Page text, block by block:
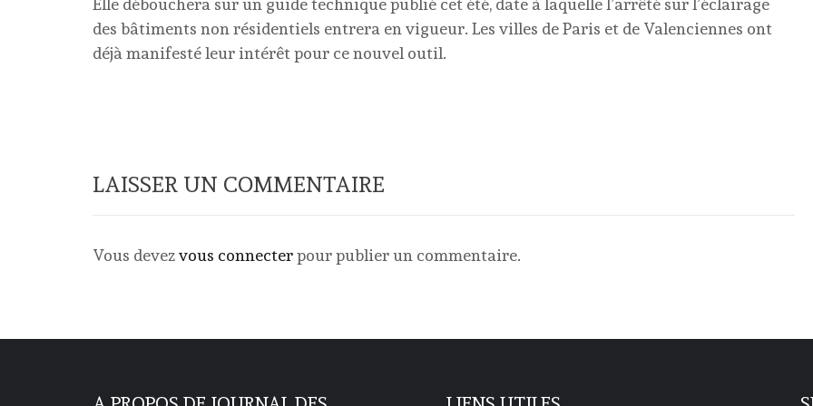
Elle débouchera sur un guide technique publié cet été, date à laquelle l’arrêté sur l’éclairage
des bâtiments non résidentiels entrera en vigueur. Les villes de Paris et de Valenciennes ont
déjà manifesté leur intérêt pour ce nouvel outil.
LAISSER UN COMMENTAIRE
Vous devezvous connecterpour publier un commentaire.